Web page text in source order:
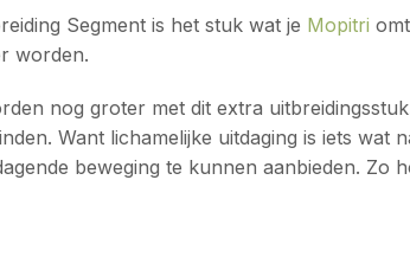
Segment is het stuk wat je Mopitri
worden.
nog groter met dit extra
Want lichamelijke uitdaging is iets
beweging te kunnen aanbieden.